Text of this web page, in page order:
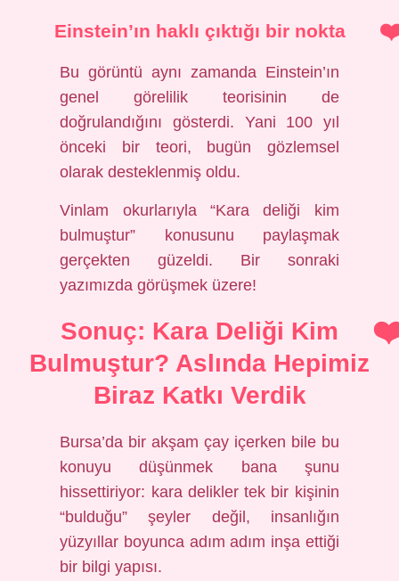
Einstein’ın haklı çıktığı bir nokta
Bu görüntü aynı zamanda Einstein’ın
genel görelilik teorisinin de
doğrulandığını gösterdi. Yani 100 yıl
önceki bir teori, bugün gözlemsel
olarak desteklenmiş oldu.
Vinlam okurlarıyla “Kara deliği kim
bulmuştur” konusunu paylaşmak
gerçekten güzeldi. Bir sonraki
yazımızda görüşmek üzere!
Sonuç: Kara Deliği Kim
Bulmuştur? Aslında Hepimiz
Biraz Katkı Verdik
Bursa’da bir akşam çay içerken bile bu
konuyu düşünmek bana şunu
hissettiriyor: kara delikler tek bir kişinin
“bulduğu” şeyler değil, insanlığın
yüzyıllar boyunca adım adım inşa ettiği
bir bilgi yapısı.